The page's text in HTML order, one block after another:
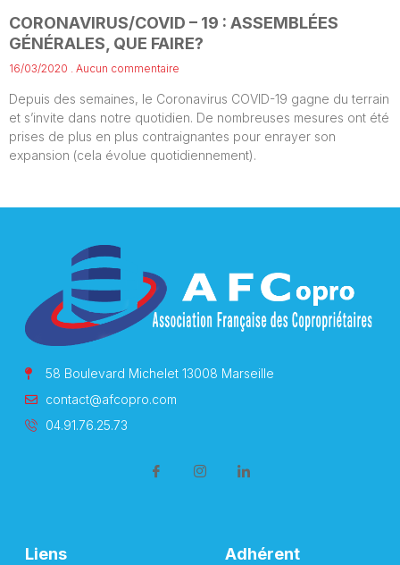
CORONAVIRUS/COVID – 19 : ASSEMBLÉES
GÉNÉRALES, QUE FAIRE?
16/03/2020 Aucun commentaire
Depuis des semaines, le Coronavirus COVID-19 gagne du terrain
et s’invite dans notre quotidien. De nombreuses mesures ont été
prises de plus en plus contraignantes pour enrayer son
expansion (cela évolue quotidiennement).
58 Boulevard Michelet 13008 Marseille
contact@afcopro.com
04.91.76.25.73
Liens Adhérent